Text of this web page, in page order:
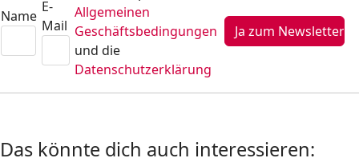
Name
E-
Mail
Allgemeinen
Geschäftsbedingungen
und die
Datenschutzerklärung
Das könnte dich auch interessieren: